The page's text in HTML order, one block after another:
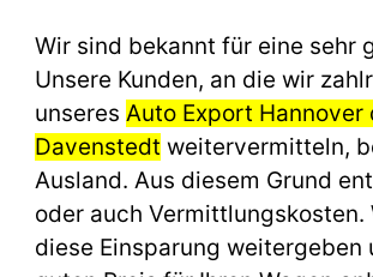
Wir sind bekannt für eine sehr
Unsere Kunden, an die wir
unseres Auto Export
Davenstedt weitervermitteln,
Ausland. Aus diesem Grund
oder auch Vermittlungskosten.
diese Einsparung weitergeben